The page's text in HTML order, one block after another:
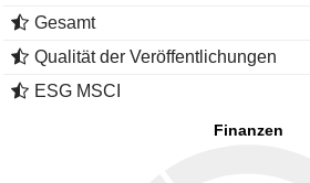
Gesamt
Qualität der Veröffentlichungen
ESG MSCI